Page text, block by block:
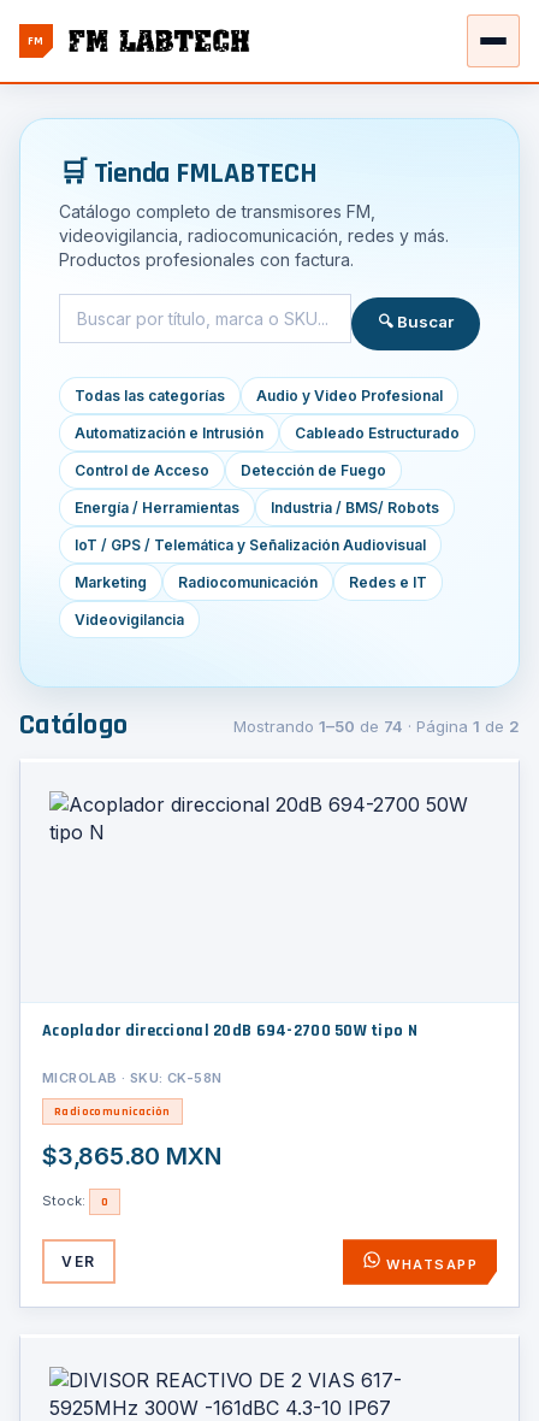
FM
🛒 Tienda FMLABTECH
Catálogo completo de transmisores FM,
videovigilancia, radiocomunicación, redes y más.
Productos profesionales con factura.
🔍 Buscar
Todas las categorías Audio y Video Profesional
Automatización e Intrusión Cableado Estructurado
Control de Acceso Detección de Fuego
Energía / Herramientas Industria / BMS/ Robots
IoT / GPS / Telemática y Señalización Audiovisual
Marketing Radiocomunicación Redes e IT
Videovigilancia
Catálogo Mostrando 1–50 de 74 · Página 1 de 2
Acoplador direccional 20dB 694-2700 50W tipo N
MICROLAB · SKU: CK-58N
Radiocomunicación
$3,865.80 MXN
Stock: 0
VER WHATSAPP